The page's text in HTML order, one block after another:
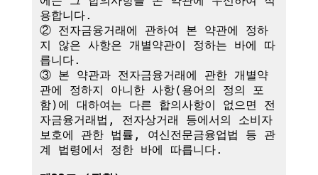
용합니다.
② 전자금융거래에 관하여 본 약관에 정하
지 않은 사항은 개별약관이 정하는 바에 따
릅니다.
③ 본 약관과 전자금융거래에 관한 개별약
관에 정하지 아니한 사항(용어의 정의 포
함)에 대하여는 다른 합의사항이 없으면 전
자금융거래법, 전자상거래 등에서의 소비자
보호에 관한 법률, 여신전문금융업법 등 관
계 법령에서 정한 바에 따릅니다.